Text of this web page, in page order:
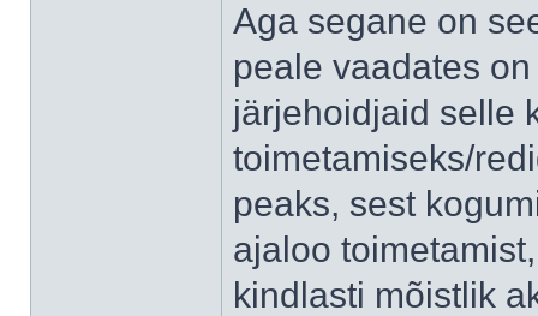
Aga segane on
peale vaadates
järjehoidjaid selle
toimetamiseks/
peaks, sest
ajaloo
kindlasti mõistlik